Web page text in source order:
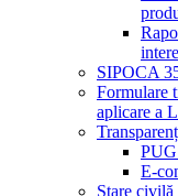
SIPOCA
Formulare
aplicare a
E-
Stare civilă